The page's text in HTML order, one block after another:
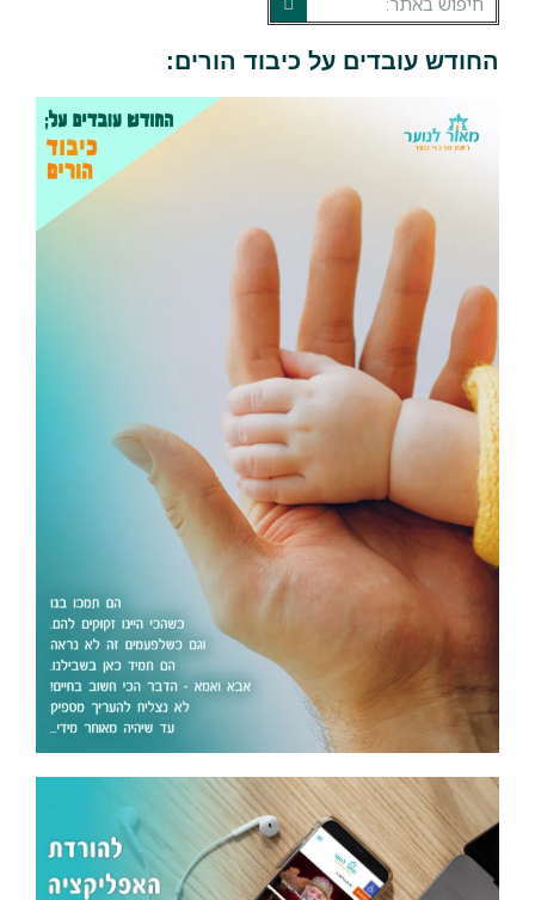
החודש עובדים על כיבוד הורים: